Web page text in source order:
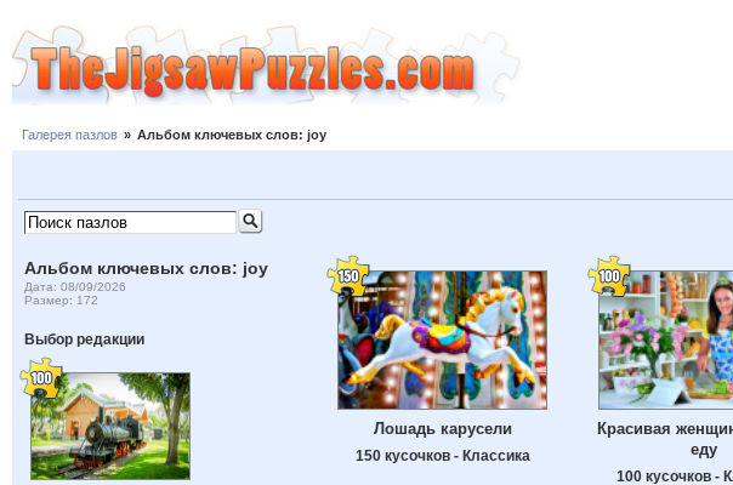
Галерея пазлов » Альбом ключевых слов: joy
Альбом ключевых слов: joy
Дата: 08/09/2026
Размер: 172
Выбор редакции
Лошадь карусели
150 кусочков - Классика
Красивая
еду
100 кусочков -